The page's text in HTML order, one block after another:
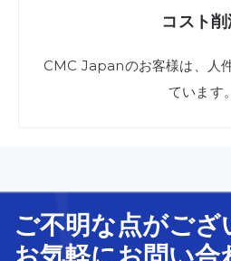
コスト削
CMC Japanのお客様は、 人
ています。
ご不明な点がござ